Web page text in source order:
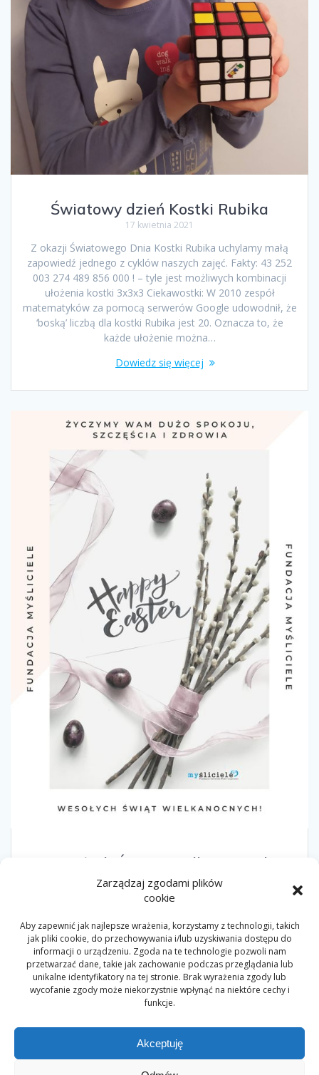
Zarządzaj zgodami plików
cookie
Aby zapewnić jak najlepsze wrażenia, korzystamy z technologii, takich
jak pliki cookie, do przechowywania i/lub uzyskiwania dostępu do
informacji o urządzeniu. Zgoda na te technologie pozwoli nam
przetwarzać dane, takie jak zachowanie podczas przeglądania lub
unikalne identyfikatory na tej stronie. Brak wyrażenia zgody lub
wycofanie zgody może niekorzystnie wpłynąć na niektóre cechy i
funkcje.
Akceptuję
Światowy dzień Kostki Rubika
17 kwietnia 2021
Z okazji Światowego Dnia Kostki Rubika uchylamy małą
zapowiedź jednego z cyklów naszych zajęć. Fakty: 43 252
003 274 489 856 000 ! – tyle jest możliwych kombinacji
ułożenia kostki 3x3x3 Ciekawostki: W 2010 zespół
matematyków za pomocą serwerów Google udowodnił, że
‘boską’ liczbą dla kostki Rubika jest 20. Oznacza to, że
każde ułożenie można…
Dowiedz się więcej
Wesołych Świąt Wielkanocnych!
3 kwietnia 2021
Nawigacja
po
Strona
1 Strona
2